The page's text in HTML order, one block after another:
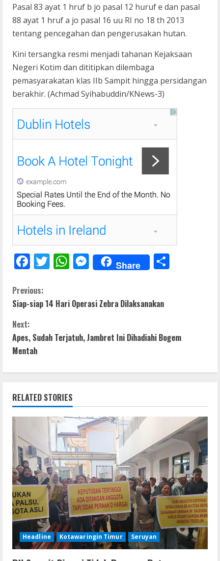
Pasal 83 ayat 1 hruf b jo pasal 12 huruf e dan pasal
88 ayat 1 hruf a jo pasal 16 uu RI no 18 th 2013
tentang pencegahan dan pengerusakan hutan.
Kini tersangka resmi menjadi tahanan Kejaksaan
Negeri Kotim dan dititipkan dilembaga
pemasyarakatan klas IIb Sampit hingga persidangan
berakhir. (Achmad Syihabuddin/KNews-3)
F
e
b
o
k
T
er
W
s
p
M
e
e
g
Share
C
o
n
t
i
n
u
e
R
e
a
d
i
Previous:
Siap-siap 14 Hari Operasi Zebra Dilaksanakan
Next:
Apes, Sudah Terjatuh, Jambret Ini Dihadiahi Bogem
Mentah
RELATED STORIES
Headline Kotawaringin Timur Seruyan